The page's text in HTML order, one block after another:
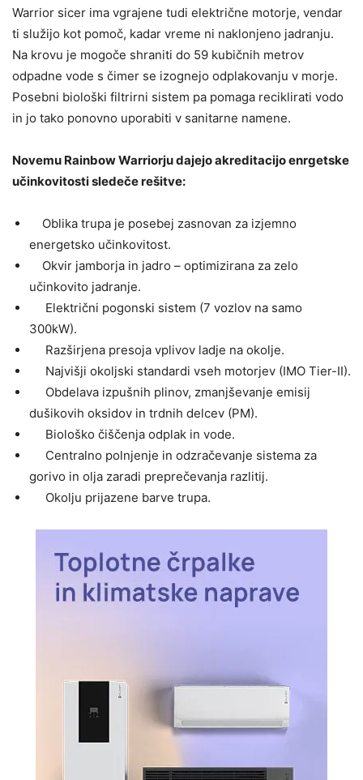
Warrior sicer ima vgrajene tudi električne motorje, vendar
ti služijo kot pomoč, kadar vreme ni naklonjeno jadranju.
Na krovu je mogoče shraniti do 59 kubičnih metrov
odpadne vode s čimer se izognejo odplakovanju v morje.
Posebni biološki filtrirni sistem pa pomaga reciklirati vodo
in jo tako ponovno uporabiti v sanitarne namene.
Novemu Rainbow Warriorju dajejo akreditacijo enrgetske
učinkovitosti sledeče rešitve:
Oblika trupa je posebej zasnovan za izjemno
energetsko učinkovitost.
Okvir jamborja in jadro – optimizirana za zelo
učinkovito jadranje.
Električni pogonski sistem (7 vozlov na samo
300kW).
Razširjena presoja vplivov ladje na okolje.
Najvišji okoljski standardi vseh motorjev (IMO Tier-II).
Obdelava izpušnih plinov, zmanjševanje emisij
dušikovih oksidov in trdnih delcev (PM).
Biološko čiščenja odplak in vode.
Centralno polnjenje in odzračevanje sistema za
gorivo in olja zaradi preprečevanja razlitij.
Okolju prijazene barve trupa.